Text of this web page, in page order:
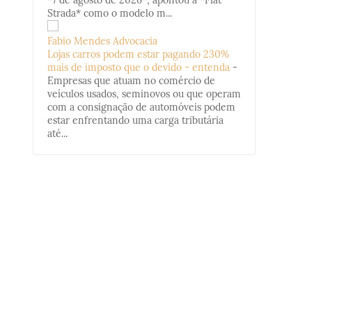
Strada* como o modelo m...
Fabio Mendes Advocacia
Lojas carros podem estar pagando 230%
mais de imposto que o devido - entenda -
Empresas que atuam no comércio de
veículos usados, seminovos ou que operam
com a consignação de automóveis podem
estar enfrentando uma carga tributária
até...